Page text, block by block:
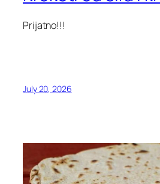
Prijatno!!!
July 20, 2026